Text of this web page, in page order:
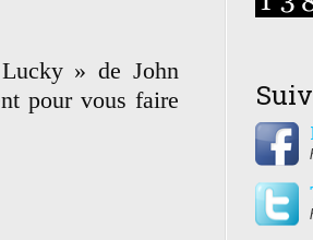
» de John
pour vous faire